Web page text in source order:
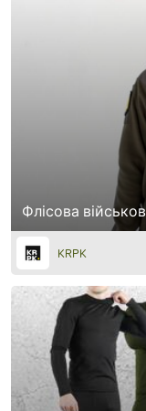
Флісова
KRPK